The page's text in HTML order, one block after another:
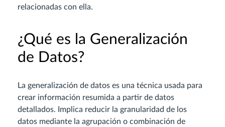
relacionadas con ella.
¿Qué es la Generalización
de Datos?
La generalización de datos es una técnica usada para
crear información resumida a partir de datos
detallados. Implica reducir la granularidad de los
datos mediante la agrupación o combinación de